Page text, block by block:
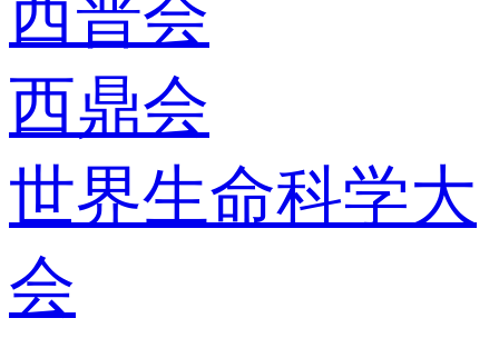
西普会
西鼎会
世界生命科学大
会